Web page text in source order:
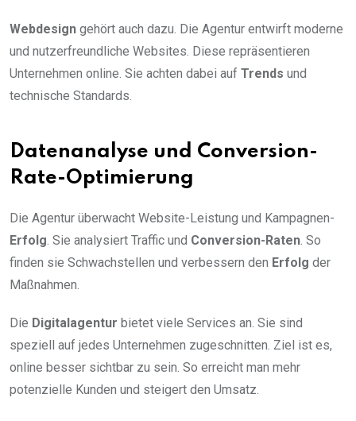
Webdesign gehört auch dazu. Die Agentur entwirft moderne
und nutzerfreundliche Websites. Diese repräsentieren
Unternehmen online. Sie achten dabei auf Trends und
technische Standards.
Datenanalyse und Conversion-
Rate-Optimierung
Die Agentur überwacht Website-Leistung und Kampagnen-
Erfolg. Sie analysiert Traffic und Conversion-Raten. So
finden sie Schwachstellen und verbessern den Erfolg der
Maßnahmen.
Die Digitalagentur bietet viele Services an. Sie sind
speziell auf jedes Unternehmen zugeschnitten. Ziel ist es,
online besser sichtbar zu sein. So erreicht man mehr
potenzielle Kunden und steigert den Umsatz.